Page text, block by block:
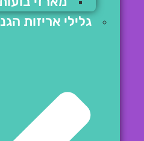
גלילי אריזות